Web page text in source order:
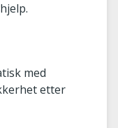
med
etter